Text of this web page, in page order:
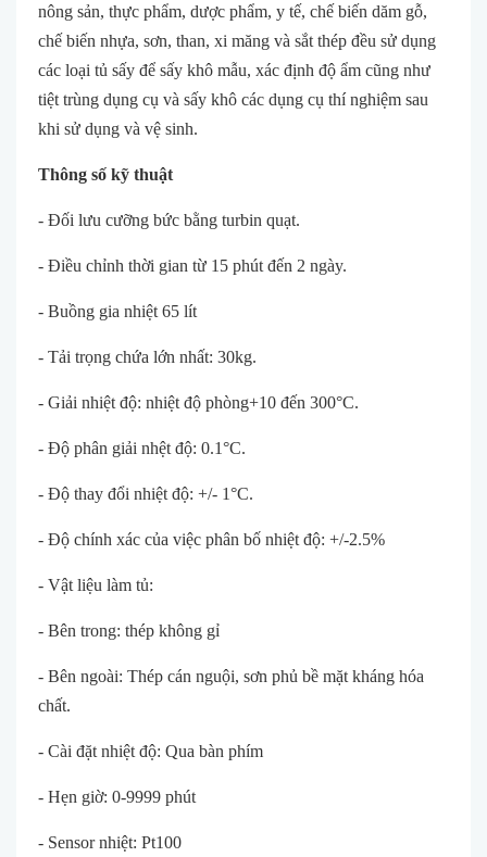
nông sản, thực phẩm, dược phẩm, y tế, chế biến dăm gỗ,
chế biến nhựa, sơn, than, xi măng và sắt thép đều sử dụng
các loại tủ sấy để sấy khô mẫu, xác định độ ẩm cũng như
tiệt trùng dụng cụ và sấy khô các dụng cụ thí nghiệm sau
khi sử dụng và vệ sinh.
Thông số kỹ thuật
- Đối lưu cưỡng bức bằng turbin quạt.
- Điều chỉnh thời gian từ 15 phút đến 2 ngày.
- Buồng gia nhiệt 65 lít
- Tải trọng chứa lớn nhất: 30kg.
- Giải nhiệt độ: nhiệt độ phòng+10 đến 300°C.
- Độ phân giải nhệt độ: 0.1°C.
- Độ thay đổi nhiệt độ: +/- 1°C.
- Độ chính xác của việc phân bố nhiệt độ: +/-2.5%
- Vật liệu làm tủ:
- Bên trong: thép không gỉ
- Bên ngoài: Thép cán nguội, sơn phủ bề mặt kháng hóa
chất.
- Cài đặt nhiệt độ: Qua bàn phím
- Hẹn giờ: 0-9999 phút
- Sensor nhiệt: Pt100